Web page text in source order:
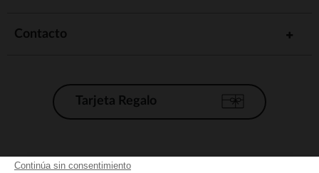
Continúa sin consentimiento
Contacto
Tarjeta Regalo
Condiciones generales de venta